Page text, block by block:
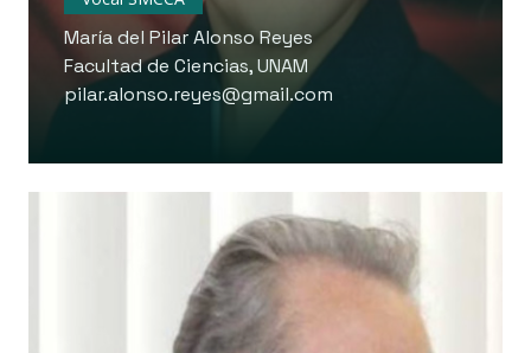
María del Pilar Alonso Reyes
Facultad de Ciencias, UNAM
pilar.alonso.reyes@gmail.com